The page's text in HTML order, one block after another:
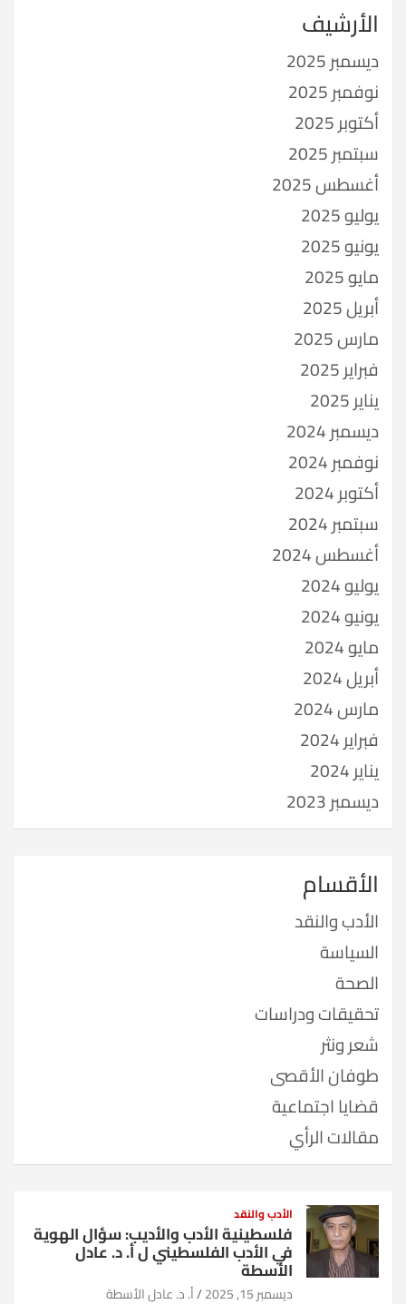
الأرشيف
ديسمبر 2025
نوفمبر 2025
أكتوبر 2025
سبتمبر 2025
أغسطس 2025
يوليو 2025
يونيو 2025
مايو 2025
أبريل 2025
مارس 2025
فبراير 2025
يناير 2025
ديسمبر 2024
نوفمبر 2024
أكتوبر 2024
سبتمبر 2024
أغسطس 2024
يوليو 2024
يونيو 2024
مايو 2024
أبريل 2024
مارس 2024
فبراير 2024
يناير 2024
ديسمبر 2023
الأقسام
الأدب والنقد
السياسة
الصحة
تحقيقات ودراسات
شعر ونثر
طوفان الأقصى
قضايا اجتماعية
مقالات الرأي
الأدب والنقد
فلسطينية الأدب والأديب: سؤال الهوية
في الأدب الفلسطيني ل أ. د. عادل
الأسطة
ديسمبر 15, 2025 أ. د. عادل الأسطة